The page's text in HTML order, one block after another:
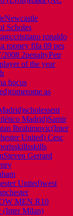
Newcastle
Scholes
ronaldo
rooney fifa 09 pes
2008 2penaltyPetr
of the year
hocus
romerome as
scholessent
Madrid)Samir
Ibrahimovic(Inter
United) Cesc
skillsskills
Steven Gerrard
United)west
MEN R10
(Inter Milan)